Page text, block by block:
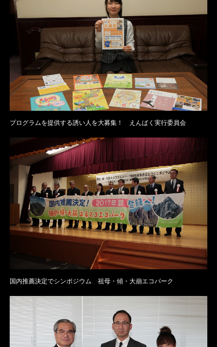
プログラムを提供する誘い人を大募集！ えんぱく実行委員会
国内推薦決定でシンポジウム 祖母・傾・大崩エコパーク